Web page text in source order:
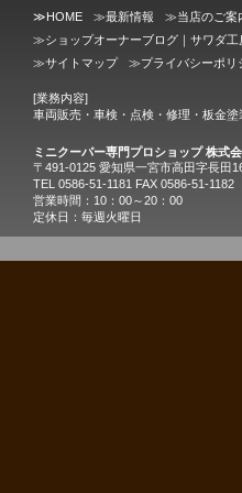
≫HOME ≫最新情報 ≫当店のご案
≫ショップオーナーブログ｜サワダ工
≫サイトマップ ≫プライバシーポリ
[業務内容]
車両販売・車検・点検・修理・板金
ミニクーパー専門プロショップ 株式
〒491-0125 愛知県一宮市高田字長田
TEL 0586-51-1181 FAX 0586-51-1182
営業時間：10：00～20：00
定休日：毎週火曜日